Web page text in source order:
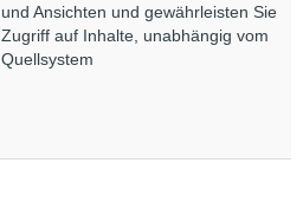
und Ansichten und gewährleisten Sie
Zugriff auf Inhalte, unabhängig vom
Quellsystem